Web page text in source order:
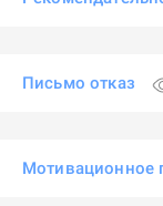
Письмо отказ
Мотивационное